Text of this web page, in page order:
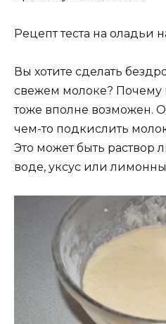
Рецепт теста на оладьи
Вы хотите сделать
свежем молоке? Почему
тоже вполне возможен.
чем-то подкислить
Это может быть раствор
воде, уксус или